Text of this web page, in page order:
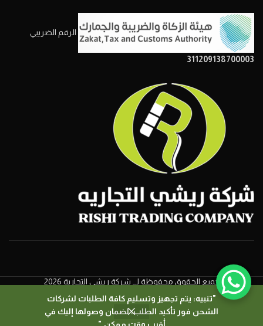
"تنبيه: يتم تجهيز وتسليم كافة الطلبات لشركات
الشحن فور تأكيد الطلب، لضمان وصولها إليك في
الرقم الضريبي
311209138700003
جميع الحقوق محفوظة لــ شركة ريشي التجارية 2026